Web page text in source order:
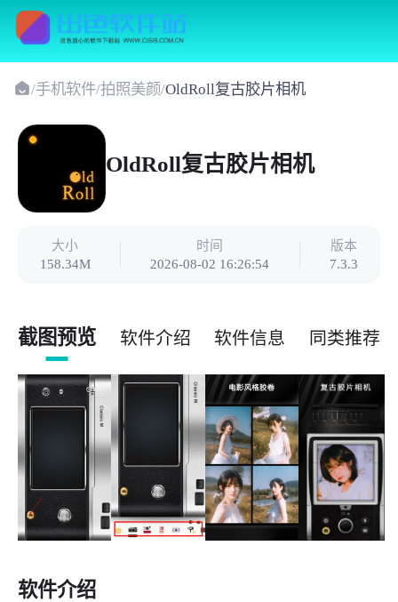
/手机软件/拍照美颜/OldRoll复古胶片相机
OldRoll复古胶片相机
大小
158.34M
时间
2026-08-02 16:26:54
版本
7.3.3
截图预览 软件介绍 软件信息 同类推荐
软件介绍